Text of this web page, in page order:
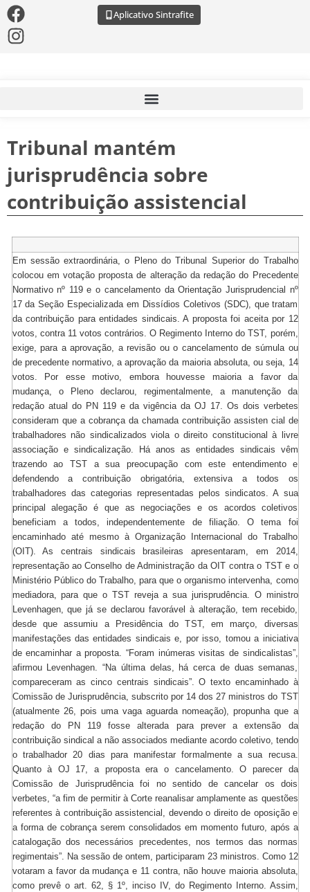
Aplicativo Sintrafite
Tribunal mantém
jurisprudência sobre
contribuição assistencial
Em sessão extraordinária, o Pleno do Tribunal Superior do Trabalho
colocou em votação proposta de alteração da redação do Precedente
Normativo nº 119 e o cancelamento da Orientação Jurisprudencial nº
17 da Seção Especializada em Dissídios Coletivos (SDC), que tratam
da contribuição para entidades sindicais. A proposta foi aceita por 12
votos, contra 11 votos contrários. O Regimento Interno do TST, porém,
exige, para a aprovação, a revisão ou o cancelamento de súmula ou
de precedente normativo, a aprovação da maioria absoluta, ou seja, 14
votos. Por esse motivo, embora houvesse maioria a favor da
mudança, o Pleno declarou, regimentalmente, a manutenção da
redação atual do PN 119 e da vigência da OJ 17. Os dois verbetes
consideram que a cobrança da chamada contribuição assisten cial de
trabalhadores não sindicalizados viola o direito constitucional à livre
associação e sindicalização. Há anos as entidades sindicais vêm
trazendo ao TST a sua preocupação com este entendimento e
defendendo a contribuição obrigatória, extensiva a todos os
trabalhadores das categorias representadas pelos sindicatos. A sua
principal alegação é que as negociações e os acordos coletivos
beneficiam a todos, independentemente de filiação. O tema foi
encaminhado até mesmo à Organização Internacional do Trabalho
(OIT). As centrais sindicais brasileiras apresentaram, em 2014,
representação ao Conselho de Administração da OIT contra o TST e o
Ministério Público do Trabalho, para que o organismo intervenha, como
mediadora, para que o TST reveja a sua jurisprudência. O ministro
Levenhagen, que já se declarou favorável à alteração, tem recebido,
desde que assumiu a Presidência do TST, em março, diversas
manifestações das entidades sindicais e, por isso, tomou a iniciativa
de encaminhar a proposta. “Foram inúmeras visitas de sindicalistas”,
afirmou Levenhagen. “Na última delas, há cerca de duas semanas,
compareceram as cinco centrais sindicais”. O texto encaminhado à
Comissão de Jurisprudência, subscrito por 14 dos 27 ministros do TST
(atualmente 26, pois uma vaga aguarda nomeação), propunha que a
redação do PN 119 fosse alterada para prever a extensão da
contribuição sindical a não associados mediante acordo coletivo, tendo
o trabalhador 20 dias para manifestar formalmente a sua recusa.
Quanto à OJ 17, a proposta era o cancelamento. O parecer da
Comissão de Jurisprudência foi no sentido de cancelar os dois
verbetes, “a fim de permitir à Corte reanalisar amplamente as questões
referentes à contribuição assistencial, devendo o direito de oposição e
a forma de cobrança serem consolidados em momento futuro, após a
catalogação dos necessários precedentes, nos termos das normas
regimentais”. Na sessão de ontem, participaram 23 ministros. Como 12
votaram a favor da mudança e 11 contra, não houve maioria absoluta,
como prevê o art. 62, § 1º, inciso IV, do Regimento Interno. Assim,